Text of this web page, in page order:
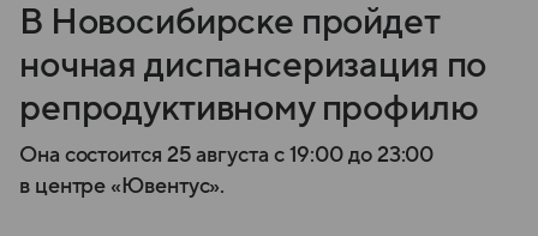
В Новосибирске пройдет
ночная диспансеризация по
репродуктивному профилю
Она состоится 25 августа с 19:00 до 23:00
в центре «Ювентус».